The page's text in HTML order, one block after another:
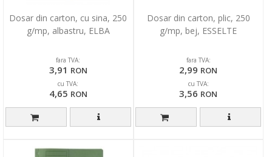
Dosar din carton, cu sina, 250
g/mp, albastru, ELBA
fara TVA:
3,91 RON
cu TVA:
4,65 RON
Dosar din carton, plic, 250
g/mp, bej, ESSELTE
fara TVA:
2,99 RON
cu TVA:
3,56 RON